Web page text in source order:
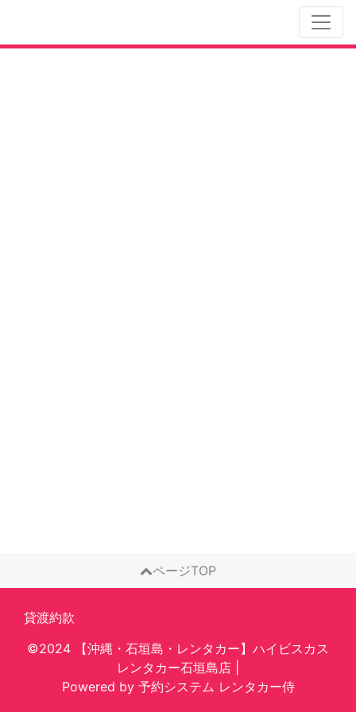
ページTOP
貸渡約款
©2024 【沖縄・石垣島・レンタカー】ハイビスカス
レンタカー石垣島店
Powered by 予約システム レンタカー侍